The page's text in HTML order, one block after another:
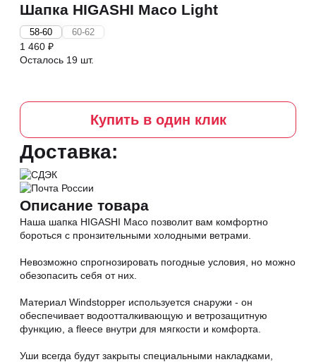
Шапка HIGASHI Maco Light
58-60 60-62
1 460 ₽
Осталось 19 шт.
Купить в один клик
Доставка:
Описание товара
Наша шапка HIGASHI Maco позволит вам комфортно
бороться с пронзительными холодными ветрами.
Невозможно спрогнозировать погодные условия, но можно
обезопасить себя от них.
Материал Windstopper используется снаружи - он
обеспечивает водоотталкивающую и ветрозащитную
функцию, а fleece внутри для мягкости и комфорта.
Уши всегда будут закрыты специальными накладками,